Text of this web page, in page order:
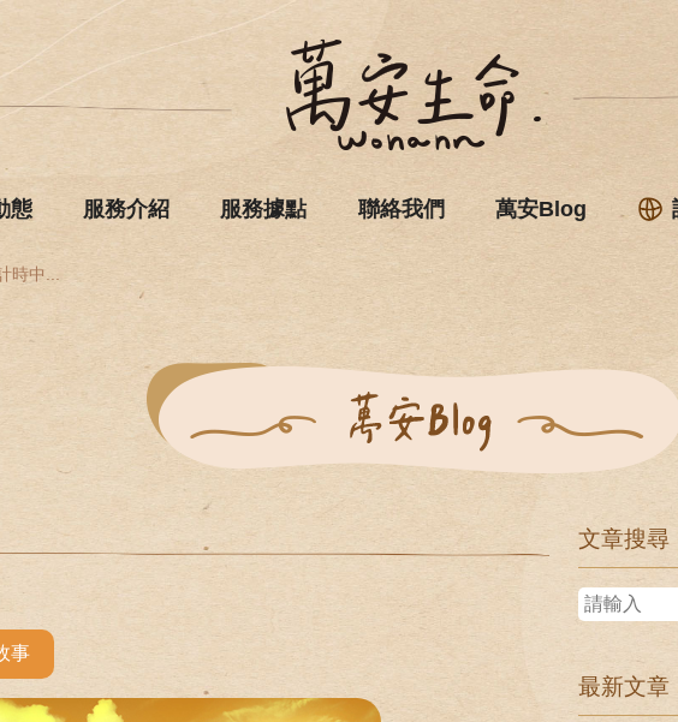
態 服務介紹 服務據點 聯絡我們 萬安Blog
時中...
事
文章搜尋
最新文章